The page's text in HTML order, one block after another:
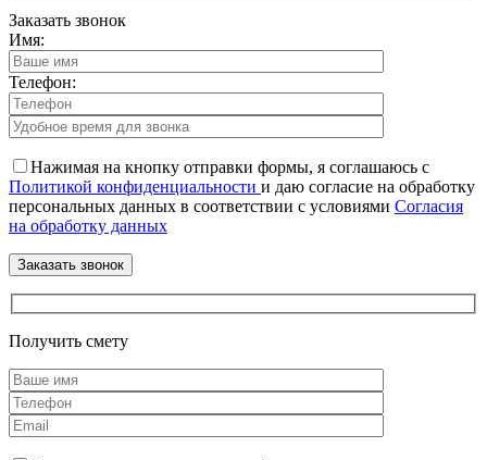
Заказать звонок
Имя:
Телефон:
Нажимая на кнопку отправки формы, я соглашаюсь с
Политикой конфиденциальности и даю согласие на обработку
персональных данных в соответствии с условиями Согласия
на обработку данных
Получить смету